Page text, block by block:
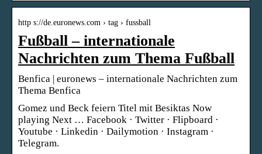
http s://de.euronews.com › tag › fussball
Fußball – internationale
Nachrichten zum Thema Fußball
Benfica | euronews – internationale Nachrichten zum
Thema Benfica
Gomez und Beck feiern Titel mit Besiktas Now
playing Next … Facebook · Twitter · Flipboard ·
Youtube · Linkedin · Dailymotion · Instagram ·
Telegram.